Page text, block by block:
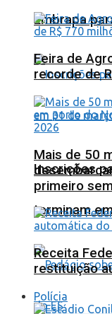
Embrapa
Inscrições
terminam
Feira de
recorde de
Mais de 50
primeiro
Receita
restituição
Polícia